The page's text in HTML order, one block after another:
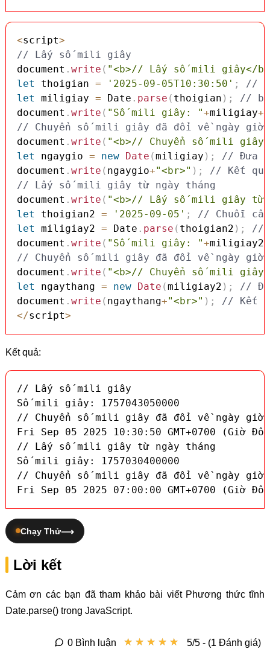
<script>
// Lấy số mili giây
document . write ( "<b>// Lấy số mili giây</
let
thoigian = '2025-09-05T10:30:50' ;
//
let
miligiay = Date . parse ( thoigian ) ;
//
document . write ( "Số mili giây: "+miligiay+
// Chuyển số mili giây đã đổi về ngày giờ
document . write ( "<b>// Chuyển số mili giây
let
ngaygio = new Date (miligiay ) ;
// Đưa
document . write ( ngaygio+"<br>" ) ;
// Kết
// Lấy số mili giây từ ngày tháng
document . write ( "<b>// Lấy số mili giây từ
let
thoigian2 = '2025-09-05' ;
// Chuỗi
let
miligiay2 = Date . parse ( thoigian2 ) ;
//
document . write ( "Số mili giây: "+miligiay2
// Chuyển số mili giây đã đổi về ngày giờ
document . write ( "<b>// Chuyển số mili giây
let
ngaythang = new Date (miligiay2 ) ;
//
document . write ( ngaythang+"<br>" ) ;
// Kết
</script>
Kết quả:
// Lấy số mili giây
Số mili giây: 1757043050000
// Chuyển số mili giây đã đổi về ngày giờ
Fri Sep 05 2025 10:30:50 GMT+0700 (Giờ
// Lấy số mili giây từ ngày tháng
Số mili giây: 1757030400000
// Chuyển số mili giây đã đổi về ngày giờ
Fri Sep 05 2025 07:00:00 GMT+0700 (Giờ
Chạy Thử
Lời kết
Cảm ơn các bạn đã tham khảo bài viết Phương thức tĩnh
Date.parse() trong JavaScript.
★ ★ ★ ★ ★
★ ★ ★ ★ ★ 5/5 - (1 Đánh giá)
0 Bình luận